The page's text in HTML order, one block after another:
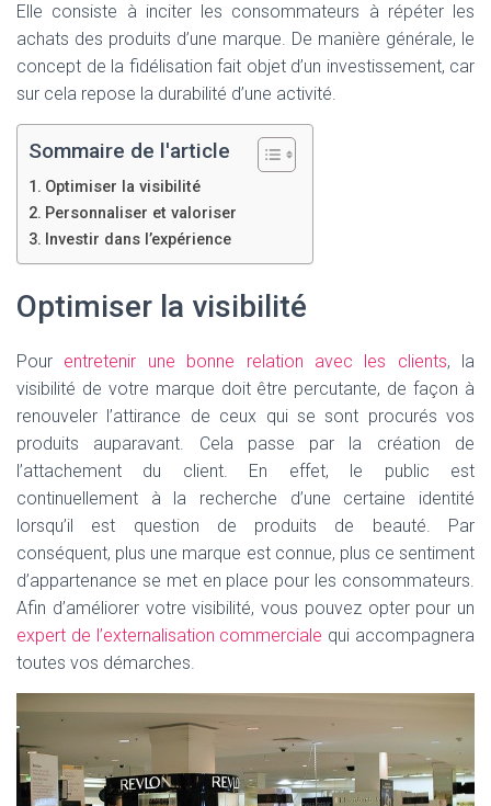
G
A
T
Elle consiste à inciter les consommateurs à répéter les
achats des produits d’une marque. De manière générale, le
concept de la fidélisation fait objet d’un investissement, car
sur cela repose la durabilité d’une activité.
Sommaire de l'article
Optimiser la visibilité
Personnaliser et valoriser
Investir dans l’expérience
Optimiser la visibilité
Pour entretenir une bonne relation avec les clients, la
visibilité de votre marque doit être percutante, de façon à
renouveler l’attirance de ceux qui se sont procurés vos
produits auparavant. Cela passe par la création de
l’attachement du client. En effet, le public est
continuellement à la recherche d’une certaine identité
lorsqu’il est question de produits de beauté. Par
conséquent, plus une marque est connue, plus ce sentiment
d’appartenance se met en place pour les consommateurs.
Afin d’améliorer votre visibilité, vous pouvez opter pour un
expert de l’externalisation commerciale qui accompagnera
toutes vos démarches.